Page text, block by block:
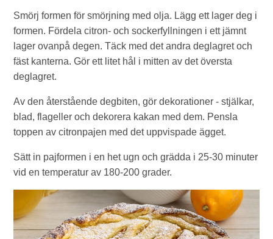
Smörj formen för smörjning med olja. Lägg ett lager deg i
formen. Fördela citron- och sockerfyllningen i ett jämnt
lager ovanpå degen. Täck med det andra deglagret och
fäst kanterna. Gör ett litet hål i mitten av det översta
deglagret.
Av den återstående degbiten, gör dekorationer - stjälkar,
blad, flageller och dekorera kakan med dem. Pensla
toppen av citronpajen med det uppvispade ägget.
Sätt in pajformen i en het ugn och grädda i 25-30 minuter
vid en temperatur av 180-200 grader.